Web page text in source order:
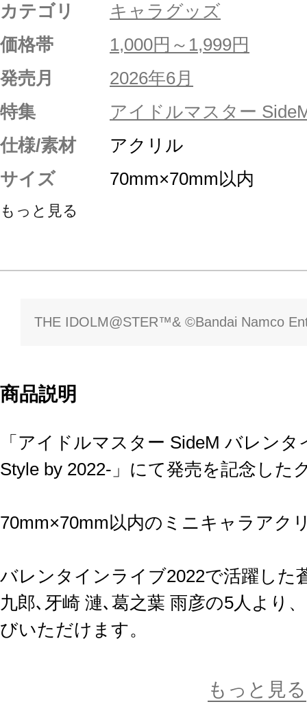
カテゴリ
キャラグッズ
価格帯
1,000円～1,999円
発売月
2026年6月
特集
アイドルマスター
仕様/素材
アクリル
サイズ
70mm×70mm以内
もっと見る
THE IDOLM@STER™& ©Bandai Namco
商品説明
「アイドルマスター SideM バレン
Style by 2022-」にて発売を記念した
70mm×70mm以内のミニキャラアク
バレンタインライブ2022で活躍した
九郎､牙崎 漣､葛之葉 雨彦の5人より
びいただけます。
※画像はイメージです。実際の商品
もっと見る